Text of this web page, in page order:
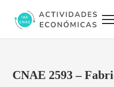
Actividades
CNAE 2593 –